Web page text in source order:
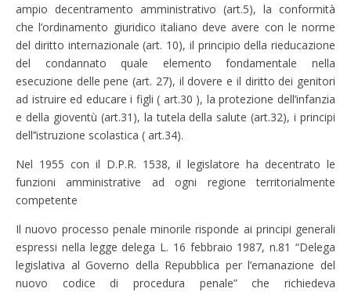
ampio decentramento amministrativo (art.5), la conformità
che l’ordinamento giuridico italiano deve avere con le norme
del diritto internazionale (art. 10), il principio della rieducazione
del condannato quale elemento fondamentale nella
esecuzione delle pene (art. 27), il dovere e il diritto dei genitori
ad istruire ed educare i figli ( art.30 ), la protezione dell’infanzia
e della gioventù (art.31), la tutela della salute (art.32), i principi
dell’’istruzione scolastica ( art.34).
Nel 1955 con il D.P.R. 1538, il legislatore ha decentrato le
funzioni amministrative ad ogni regione territorialmente
competente
Il nuovo processo penale minorile risponde ai principi generali
espressi nella legge delega L. 16 febbraio 1987, n.81 “Delega
legislativa al Governo della Repubblica per l’emanazione del
nuovo codice di procedura penale” che richiedeva